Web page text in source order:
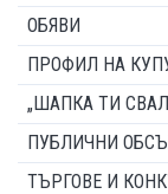
ОБЯВИ
ПРОФИЛ НА
„ШАПКА ТИ
ПУБЛИЧНИ
ТЪРГОВЕ И